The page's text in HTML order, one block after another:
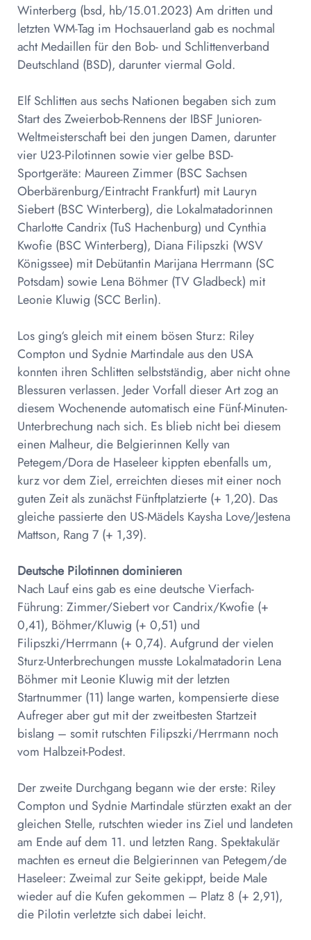
Winterberg (bsd, hb/15.01.2023) Am dritten und
letzten WM-Tag im Hochsauerland gab es nochmal
acht Medaillen für den Bob- und Schlittenverband
Deutschland (BSD), darunter viermal Gold.
Elf Schlitten aus sechs Nationen begaben sich zum
Start des Zweierbob-Rennens der IBSF Junioren-
Weltmeisterschaft bei den jungen Damen, darunter
vier U23-Pilotinnen sowie vier gelbe BSD-
Sportgeräte: Maureen Zimmer (BSC Sachsen
Oberbärenburg/Eintracht Frankfurt) mit Lauryn
Siebert (BSC Winterberg), die Lokalmatadorinnen
Charlotte Candrix (TuS Hachenburg) und Cynthia
Kwofie (BSC Winterberg), Diana Filipszki (WSV
Königssee) mit Debütantin Marijana Herrmann (SC
Potsdam) sowie Lena Böhmer (TV Gladbeck) mit
Leonie Kluwig (SCC Berlin).
Los ging‘s gleich mit einem bösen Sturz: Riley
Compton und Sydnie Martindale aus den USA
konnten ihren Schlitten selbstständig, aber nicht ohne
Blessuren verlassen. Jeder Vorfall dieser Art zog an
diesem Wochenende automatisch eine Fünf-Minuten-
Unterbrechung nach sich. Es blieb nicht bei diesem
einen Malheur, die Belgierinnen Kelly van
Petegem/Dora de Haseleer kippten ebenfalls um,
kurz vor dem Ziel, erreichten dieses mit einer noch
guten Zeit als zunächst Fünftplatzierte (+ 1,20). Das
gleiche passierte den US-Mädels Kaysha Love/Jestena
Mattson, Rang 7 (+ 1,39).
Deutsche Pilotinnen dominieren
Nach Lauf eins gab es eine deutsche Vierfach-
Führung: Zimmer/Siebert vor Candrix/Kwofie (+
0,41), Böhmer/Kluwig (+ 0,51) und
Filipszki/Herrmann (+ 0,74). Aufgrund der vielen
Sturz-Unterbrechungen musste Lokalmatadorin Lena
Böhmer mit Leonie Kluwig mit der letzten
Startnummer (11) lange warten, kompensierte diese
Aufreger aber gut mit der zweitbesten Startzeit
bislang – somit rutschten Filipszki/Herrmann noch
vom Halbzeit-Podest.
Der zweite Durchgang begann wie der erste: Riley
Compton und Sydnie Martindale stürzten exakt an der
gleichen Stelle, rutschten wieder ins Ziel und landeten
am Ende auf dem 11. und letzten Rang. Spektakulär
machten es erneut die Belgierinnen van Petegem/de
Haseleer: Zweimal zur Seite gekippt, beide Male
wieder auf die Kufen gekommen – Platz 8 (+ 2,91),
die Pilotin verletzte sich dabei leicht.